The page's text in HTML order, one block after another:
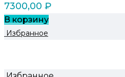
7300,00 ₽
В корзину
Избранное